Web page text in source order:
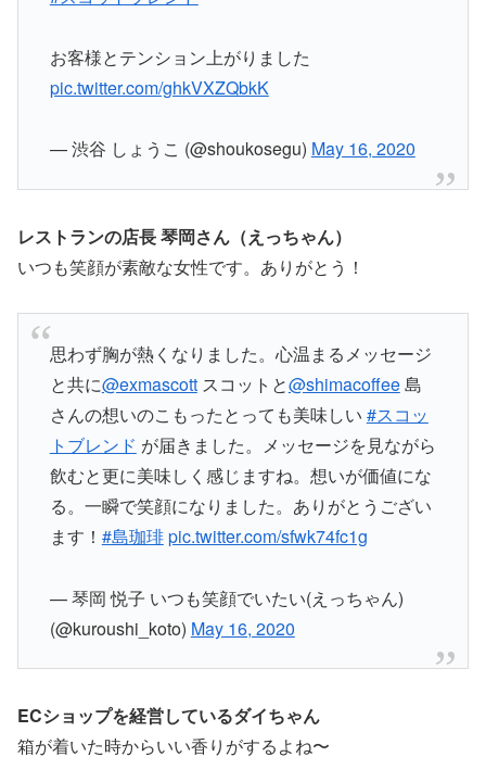
お客様とテンション上がりました
pic.twitter.com/ghkVXZQbkK
— 渋谷 しょうこ (@shoukosegu) May 16, 2020
レストランの店長 琴岡さん（えっちゃん）
いつも笑顔が素敵な女性です。ありがとう！
思わず胸が熱くなりました。心温まるメッセージ
と共に@exmascottスコットと@shimacoffee島
さんの想いのこもったとっても美味しい #スコッ
トブレンド が届きました。メッセージを見ながら
飲むと更に美味しく感じますね。想いが価値にな
る。一瞬で笑顔になりました。ありがとうござい
ます！ #島珈琲pic.twitter.com/sfwk74fc1g
— 琴岡 悦子 いつも笑顔でいたい(えっちゃん)
(@kuroushi_koto) May 16, 2020
ECショップを経営しているダイちゃん
箱が着いた時からいい香りがするよね〜